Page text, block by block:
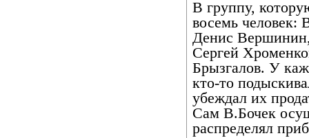
В группу,
восемь человек:
Денис
Сергей
Брызгалов. У
кто-то
убеждал их
Сам В.Бочек
распределял